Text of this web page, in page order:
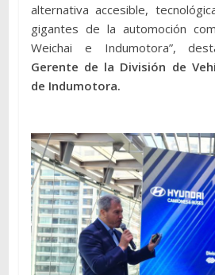
alternativa accesible,
gigantes de la automoción
Weichai e Indumotora”,
Gerente de la División de
de Indumotora.